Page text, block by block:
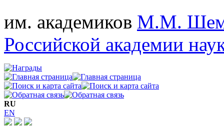
им. академиков М.М.
Российской академии
RU
EN